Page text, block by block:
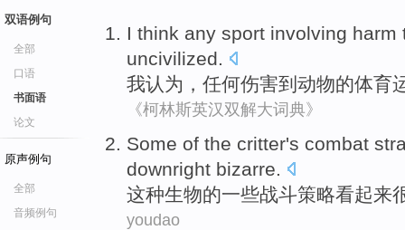
双语例句
全部
口语
书面语
论文
原声例句
全部
音频例句
I think any sport involving harm
uncivilized.
我认为 ， 任何伤害到 动物的体育
《柯林斯英汉双解大词典》
Some of the critter's combat
downright bizarre.
这种生物的一些战斗策略看起来
youdao